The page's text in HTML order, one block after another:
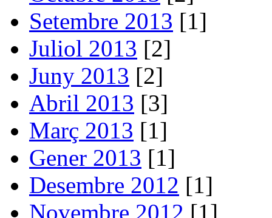
Setembre 2013 [1]
Juliol 2013 [2]
Juny 2013 [2]
Abril 2013 [3]
Març 2013 [1]
Gener 2013 [1]
Desembre 2012 [1]
Novembre 2012 [1]